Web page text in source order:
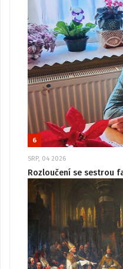
6
SRP, 04 2026
Rozloučení se sestrou